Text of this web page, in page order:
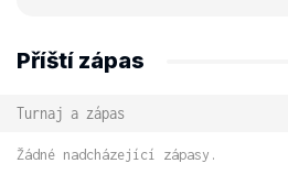
Příští zápas
Turnaj a zápas
Žádné nadcházející zápasy.